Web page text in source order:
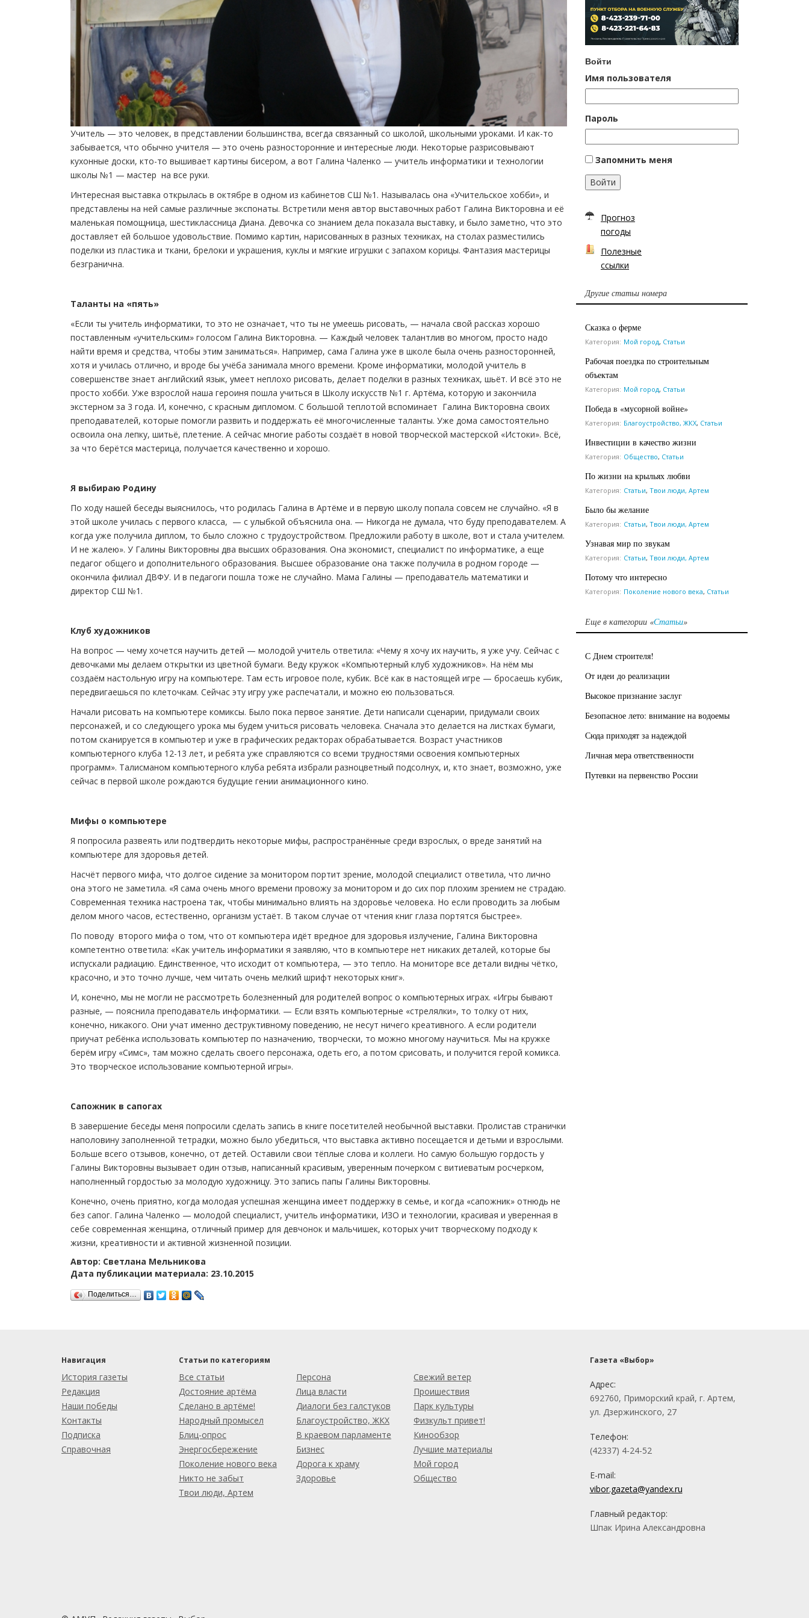
Учитель — это человек, в представлении большинства, всегда связанный со школой, школьными уроками. И как-то
забывается, что обычно учителя — это очень разносторонние и интересные люди. Некоторые разрисовывают
кухонные доски, кто-то вышивает картины бисером, а вот Галина Чаленко — учитель информатики и технологии
школы №1 — мастер на все руки.
Интересная выставка открылась в октябре в одном из кабинетов СШ №1. Называлась она «Учительское хобби», и
представлены на ней самые различные экспонаты. Встретили меня автор выставочных работ Галина Викторовна и её
маленькая помощница, шестиклассница Диана. Девочка со знанием дела показала выставку, и было заметно, что это
доставляет ей большое удовольствие. Помимо картин, нарисованных в разных техниках, на столах разместились
поделки из пластика и ткани, брелоки и украшения, куклы и мягкие игрушки с запахом корицы. Фантазия мастерицы
безгранична.
Таланты на «пять»
«Если ты учитель информатики, то это не означает, что ты не умеешь рисовать, — начала свой рассказ хорошо
поставленным «учительским» голосом Галина Викторовна. — Каждый человек талантлив во многом, просто надо
найти время и средства, чтобы этим заниматься». Например, сама Галина уже в школе была очень разносторонней,
хотя и училась отлично, и вроде бы учёба занимала много времени. Кроме информатики, молодой учитель в
совершенстве знает английский язык, умеет неплохо рисовать, делает поделки в разных техниках, шьёт. И всё это не
просто хобби. Уже взрослой наша героиня пошла учиться в Школу искусств №1 г. Артёма, которую и закончила
экстерном за 3 года. И, конечно, с красным дипломом. С большой теплотой вспоминает Галина Викторовна своих
преподавателей, которые помогли развить и поддержать её многочисленные таланты. Уже дома самостоятельно
освоила она лепку, шитьё, плетение. А сейчас многие работы создаёт в новой творческой мастерской «Истоки». Всё,
за что берётся мастерица, получается качественно и хорошо.
Я выбираю Родину
По ходу нашей беседы выяснилось, что родилась Галина в Артёме и в первую школу попала совсем не случайно. «Я в
этой школе училась с первого класса, — с улыбкой объяснила она. — Никогда не думала, что буду преподавателем. А
когда уже получила диплом, то было сложно с трудоустройством. Предложили работу в школе, вот и стала учителем.
И не жалею». У Галины Викторовны два высших образования. Она экономист, специалист по информатике, а еще
педагог общего и дополнительного образования. Высшее образование она также получила в родном городе —
окончила филиал ДВФУ. И в педагоги пошла тоже не случайно. Мама Галины — преподаватель математики и
директор СШ №1.
Клуб художников
На вопрос — чему хочется научить детей — молодой учитель ответила: «Чему я хочу их научить, я уже учу. Сейчас с
девочками мы делаем открытки из цветной бумаги. Веду кружок «Компьютерный клуб художников». На нём мы
создаём настольную игру на компьютере. Там есть игровое поле, кубик. Всё как в настоящей игре — бросаешь кубик,
передвигаешься по клеточкам. Сейчас эту игру уже распечатали, и можно ею пользоваться.
Начали рисовать на компьютере комиксы. Было пока первое занятие. Дети написали сценарии, придумали своих
персонажей, и со следующего урока мы будем учиться рисовать человека. Сначала это делается на листках бумаги,
потом сканируется в компьютер и уже в графических редакторах обрабатывается. Возраст участников
компьютерного клуба 12-13 лет, и ребята уже справляются со всеми трудностями освоения компьютерных
программ». Талисманом компьютерного клуба ребята избрали разноцветный подсолнух, и, кто знает, возможно, уже
сейчас в первой школе рождаются будущие гении анимационного кино.
Мифы о компьютере
Я попросила развеять или подтвердить некоторые мифы, распространённые среди взрослых, о вреде занятий на
компьютере для здоровья детей.
Насчёт первого мифа, что долгое сидение за монитором портит зрение, молодой специалист ответила, что лично
она этого не заметила. «Я сама очень много времени провожу за монитором и до сих пор плохим зрением не страдаю.
Современная техника настроена так, чтобы минимально влиять на здоровье человека. Но если проводить за любым
делом много часов, естественно, организм устаёт. В таком случае от чтения книг глаза портятся быстрее».
По поводу второго мифа о том, что от компьютера идёт вредное для здоровья излучение, Галина Викторовна
компетентно ответила: «Как учитель информатики я заявляю, что в компьютере нет никаких деталей, которые бы
испускали радиацию. Единственное, что исходит от компьютера, — это тепло. На мониторе все детали видны чётко,
красочно, и это точно лучше, чем читать очень мелкий шрифт некоторых книг».
И, конечно, мы не могли не рассмотреть болезненный для родителей вопрос о компьютерных играх. «Игры бывают
разные, — пояснила преподаватель информатики. — Если взять компьютерные «стрелялки», то толку от них,
конечно, никакого. Они учат именно деструктивному поведению, не несут ничего креативного. А если родители
приучат ребёнка использовать компьютер по назначению, творчески, то можно многому научиться. Мы на кружке
берём игру «Симс», там можно сделать своего персонажа, одеть его, а потом срисовать, и получится герой комикса.
Это творческое использование компьютерной игры».
Сапожник в сапогах
В завершение беседы меня попросили сделать запись в книге посетителей необычной выставки. Пролистав странички
наполовину заполненной тетрадки, можно было убедиться, что выставка активно посещается и детьми и взрослыми.
Больше всего отзывов, конечно, от детей. Оставили свои тёплые слова и коллеги. Но самую большую гордость у
Галины Викторовны вызывает один отзыв, написанный красивым, уверенным почерком с витиеватым росчерком,
наполненный гордостью за молодую художницу. Это запись папы Галины Викторовны.
Конечно, очень приятно, когда молодая успешная женщина имеет поддержку в семье, и когда «сапожник» отнюдь не
без сапог. Галина Чаленко — молодой специалист, учитель информатики, ИЗО и технологии, красивая и уверенная в
себе современная женщина, отличный пример для девчонок и мальчишек, которых учит творческому подходу к
жизни, креативности и активной жизненной позиции.
Автор: Светлана Мельникова
Дата публикации материала: 23.10.2015
Поделиться…
Войти
Имя пользователя
Пароль
Запомнить меня
Войти
Прогноз
погоды
Полезные
ссылки
Другие статьи номера
Сказка о ферме
Категория: Мой город, Статьи
Рабочая поездка по строительным
объектам
Категория: Мой город, Статьи
Победа в «мусорной войне»
Категория: Благоустройство, ЖКХ, Статьи
Инвестиции в качество жизни
Категория: Общество, Статьи
По жизни на крыльях любви
Категория: Статьи, Твои люди, Артем
Было бы желание
Категория: Статьи, Твои люди, Артем
Узнавая мир по звукам
Категория: Статьи, Твои люди, Артем
Потому что интересно
Категория: Поколение нового века, Статьи
Еще в категории «Статьи»
С Днем строителя!
От идеи до реализации
Высокое признание заслуг
Безопасное лето: внимание на водоемы
Сюда приходят за надеждой
Личная мера ответственности
Путевки на первенство России
Навигация
История газеты
Редакция
Наши победы
Контакты
Подписка
Справочная
Статьи по категориям
Все статьи
Достояние артёма
Сделано в артёме!
Народный промысел
Блиц-опрос
Энергосбережение
Поколение нового века
Никто не забыт
Твои люди, Артем
Персона
Лица власти
Диалоги без галстуков
Благоустройство, ЖКХ
В краевом парламенте
Бизнес
Дорога к храму
Здоровье
Свежий ветер
Проишествия
Парк культуры
Физкульт привет!
Кинообзор
Лучшие материалы
Мой город
Общество
Газета «Выбор»
Адрес:
692760, Приморский край, г. Артем,
ул. Дзержинского, 27
Телефон:
(42337) 4-24-52
E-mail:
vibor.gazeta@yandex.ru
Главный редактор:
Шпак Ирина Александровна